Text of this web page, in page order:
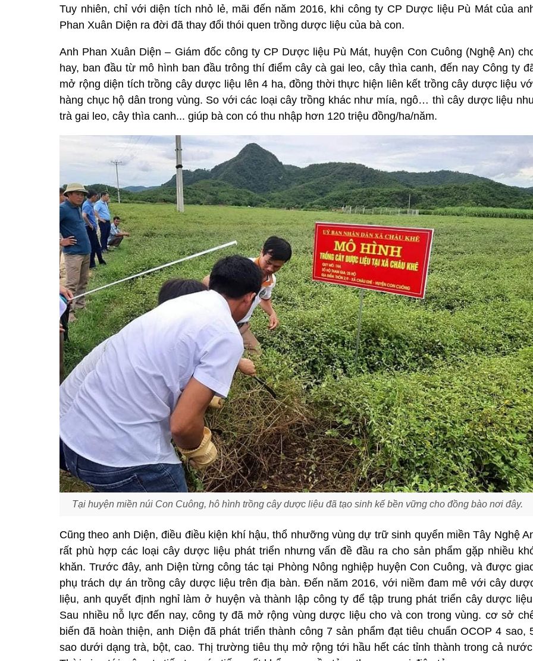
Tuy nhiên, chỉ với diện tích nhỏ lẻ, mãi đến năm 2016, khi công ty CP Dược liệu Pù Mát của
Phan Xuân Diện ra đời đã thay đổi thói quen trồng dược liệu của bà con.
Anh Phan Xuân Diện – Giám đốc công ty CP Dược liệu Pù Mát, huyện Con Cuông (Nghệ An)
hay, ban đầu từ mô hình ban đầu trông thí điểm cây cà gai leo, cây thìa canh, đến nay Công ty
mở rộng diện tích trồng cây dược liệu lên 4 ha, đồng thời thực hiện liên kết trồng cây dược liệu
hàng chục hộ dân trong vùng. So với các loại cây trồng khác như mía, ngô… thì cây dược liệu
trà gai leo, cây thìa canh... giúp bà con có thu nhập hơn 120 triệu đồng/ha/năm.
Tại huyện miền núi Con Cuông, hô hình trồng cây dược liệu đã tạo sinh kế bền vững cho đồng bào nơi đây.
Cũng theo anh Diện, điều điều kiện khí hậu, thổ nhưỡng vùng dự trữ sinh quyển miền Tây Nghệ
rất phù hợp các loại cây dược liệu phát triển nhưng vấn đề đầu ra cho sản phẩm gặp nhiều
khăn. Trước đây, anh Diện từng công tác tại Phòng Nông nghiệp huyện Con Cuông, và được
phụ trách dự án trồng cây dược liệu trên địa bàn. Đến năm 2016, với niềm đam mê với cây
liệu, anh quyết định nghỉ làm ở huyện và thành lập công ty để tập trung phát triển cây dược
Sau nhiều nỗ lực đến nay, công ty đã mở rộng vùng dược liệu cho và con trong vùng. cơ sở
biến đã hoàn thiện, anh Diện đã phát triển thành công 7 sản phẩm đạt tiêu chuẩn OCOP 4 sao,
sao dưới dạng trà, bột, cao. Thị trường tiêu thụ mở rộng tới hầu hết các tỉnh thành trong cả